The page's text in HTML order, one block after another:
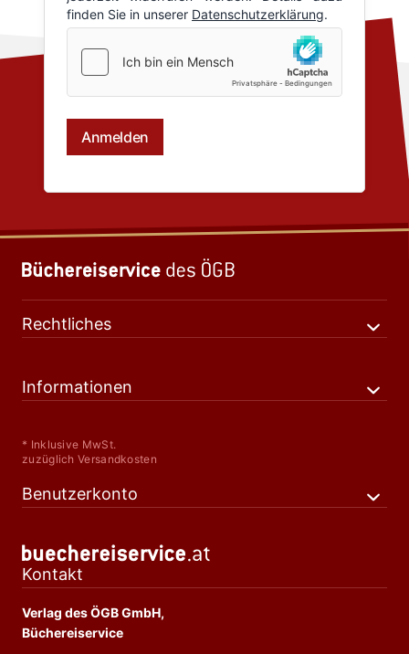
Rechtliches
Informationen
* Inklusive MwSt.
zuzüglich Versandkosten
Benutzerkonto
Kontakt
Verlag des ÖGB GmbH,
Büchereiservice